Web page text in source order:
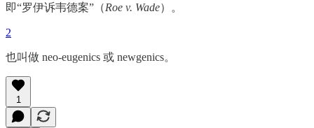
即“罗伊诉韦德案”（Roe v. Wade）。
2
也叫做 neo-eugenics 或 newgenics。
1